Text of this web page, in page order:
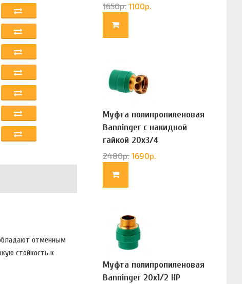
обладают отменным
стойкость к
1650р. 1100р.
Муфта полипропиленовая
Banninger с накидной
гайкой 20х3/4
(G83322020)
2480р. 1690р.
Муфта полипропиленовая
Banninger 20х1/2 НР